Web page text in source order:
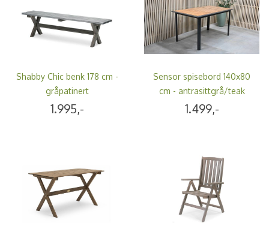
Shabby Chic benk 178 cm -
gråpatinert
1.995,-
Sensor spisebord 140x80
cm - antrasittgrå/teak
1.499,-